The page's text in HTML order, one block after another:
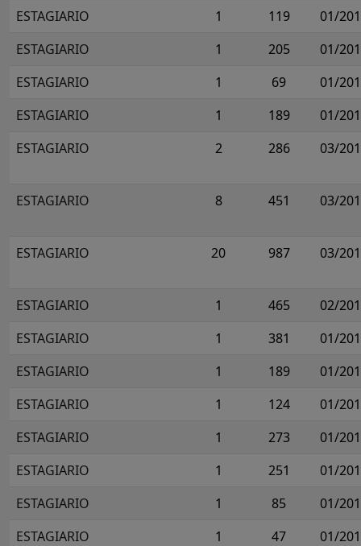
ESTAGIARIO
1 119
01/
ESTAGIARIO
1 205
01/
ESTAGIARIO
1 69
01/
ESTAGIARIO
1 189
01/
ESTAGIARIO
2 286 03/
ESTAGIARIO 8 451 03/
ESTAGIARIO 20 987 03/
ESTAGIARIO 1 465
02/
ESTAGIARIO
1 381
01/
ESTAGIARIO
1 189
01/
ESTAGIARIO
1 124
01/
ESTAGIARIO
1 273
01/
ESTAGIARIO
1 251
01/
ESTAGIARIO
1 85
01/
ESTAGIARIO
1 47
01/